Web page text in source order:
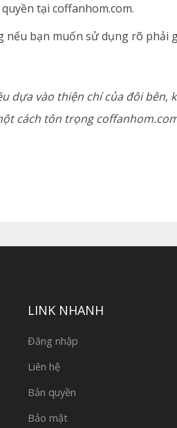
tại coffanhom.com.
nếu bạn muốn sử dụng rõ phải
dựa vào thiện chí của đôi bên,
cách tôn trọng
LINK NHANH
Đăng nhập
Liên hệ
Bản quyền
Bảo mật